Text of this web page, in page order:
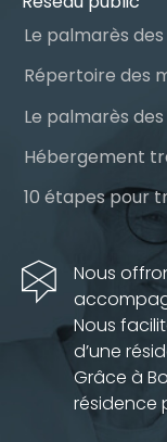
Répertoire des
Hébergement
Nous
Nous
d’une
Grâce à
résidence